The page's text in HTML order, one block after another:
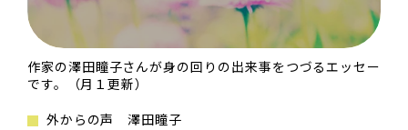
作家の澤田瞳子さんが身の回りの出来事をつづるエッセー
です。（月１更新）
外からの声 澤田瞳子